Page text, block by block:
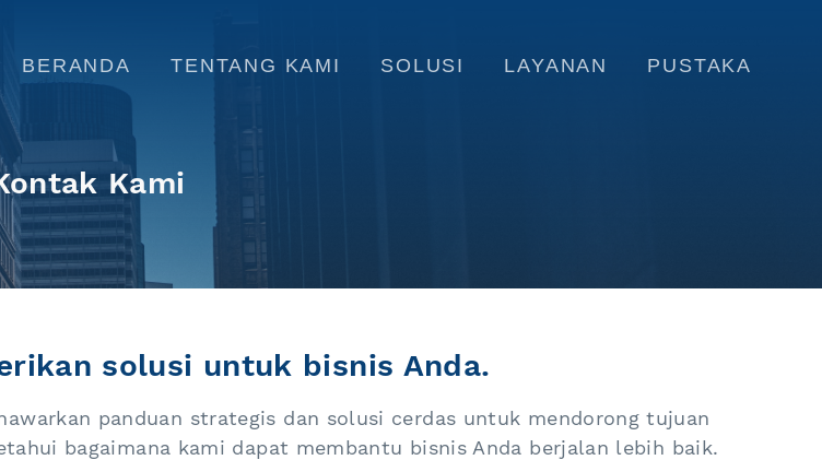
BERANDA TENTANG KAMI SOLUSI LAYANAN PUSTAKA
Kami
solusi untuk bisnis Anda.
panduan strategis dan solusi cerdas untuk mendorong tujuan
bagaimana kami dapat membantu bisnis Anda berjalan lebih baik.